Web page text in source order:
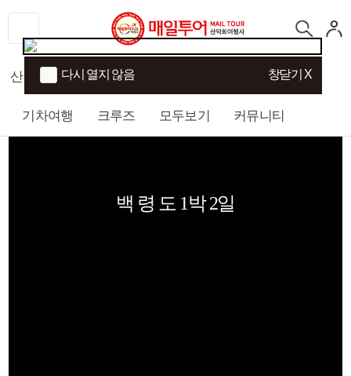
산행 섬/트래킹
기차여행 크루즈 모두보기 커뮤니티
백 령 도 1박 2일
다시 열지 않음 창닫기 X